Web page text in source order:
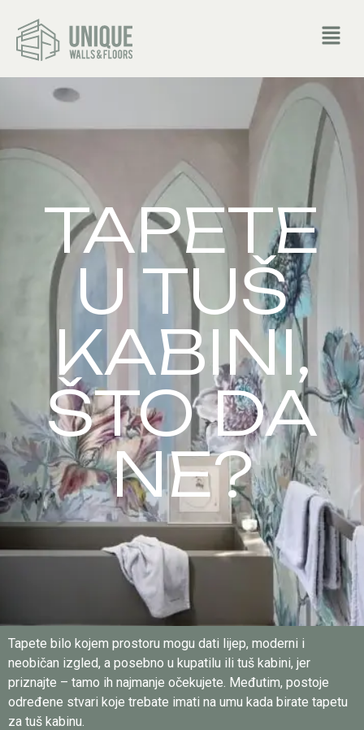
TAPETE
U TUŠ
KABINI,
ŠTO DA
NE?
Tapete bilo kojem prostoru mogu dati lijep, moderni i
neobičan izgled, a posebno u kupatilu ili tuš kabini, jer
priznajte – tamo ih najmanje očekujete. Međutim, postoje
određene stvari koje trebate imati na umu kada birate tapetu
za tuš kabinu.